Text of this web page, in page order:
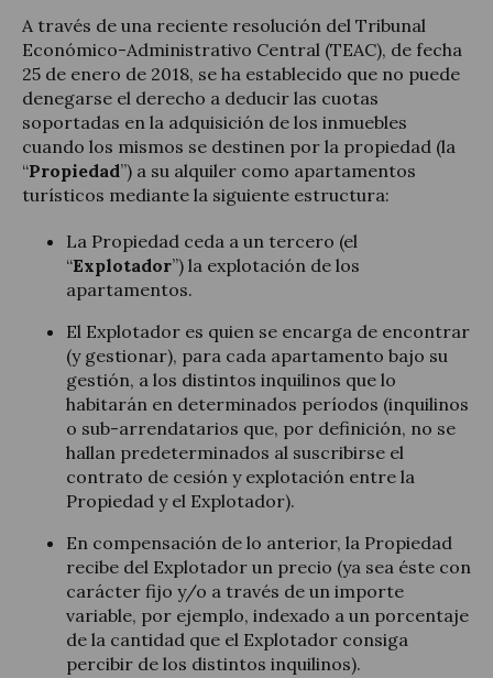
Notícias y artículos
A través de una reciente resolución del Tribunal
Económico-Administrativo Central (TEAC), de fecha
25 de enero de 2018, se ha establecido que no puede
denegarse el derecho a deducir las cuotas
soportadas en la adquisición de los inmuebles
cuando los mismos se destinen por la propiedad (la
“Propiedad”) a su alquiler como apartamentos
turísticos mediante la siguiente estructura:
La Propiedad ceda a un tercero (el
“Explotador”) la explotación de los
apartamentos.
El Explotador es quien se encarga de encontrar
(y gestionar), para cada apartamento bajo su
gestión, a los distintos inquilinos que lo
habitarán en determinados períodos (inquilinos
o sub-arrendatarios que, por definición, no se
hallan predeterminados al suscribirse el
contrato de cesión y explotación entre la
Propiedad y el Explotador).
En compensación de lo anterior, la Propiedad
recibe del Explotador un precio (ya sea éste con
carácter fijo y/o a través de un importe
variable, por ejemplo, indexado a un porcentaje
de la cantidad que el Explotador consiga
percibir de los distintos inquilinos).